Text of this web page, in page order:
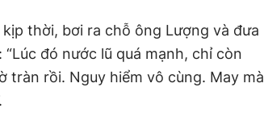
thời, bơi ra chỗ ông Lượng và đưa
đó nước lũ quá mạnh, chỉ còn
tràn rồi. Nguy hiểm vô cùng. May mà